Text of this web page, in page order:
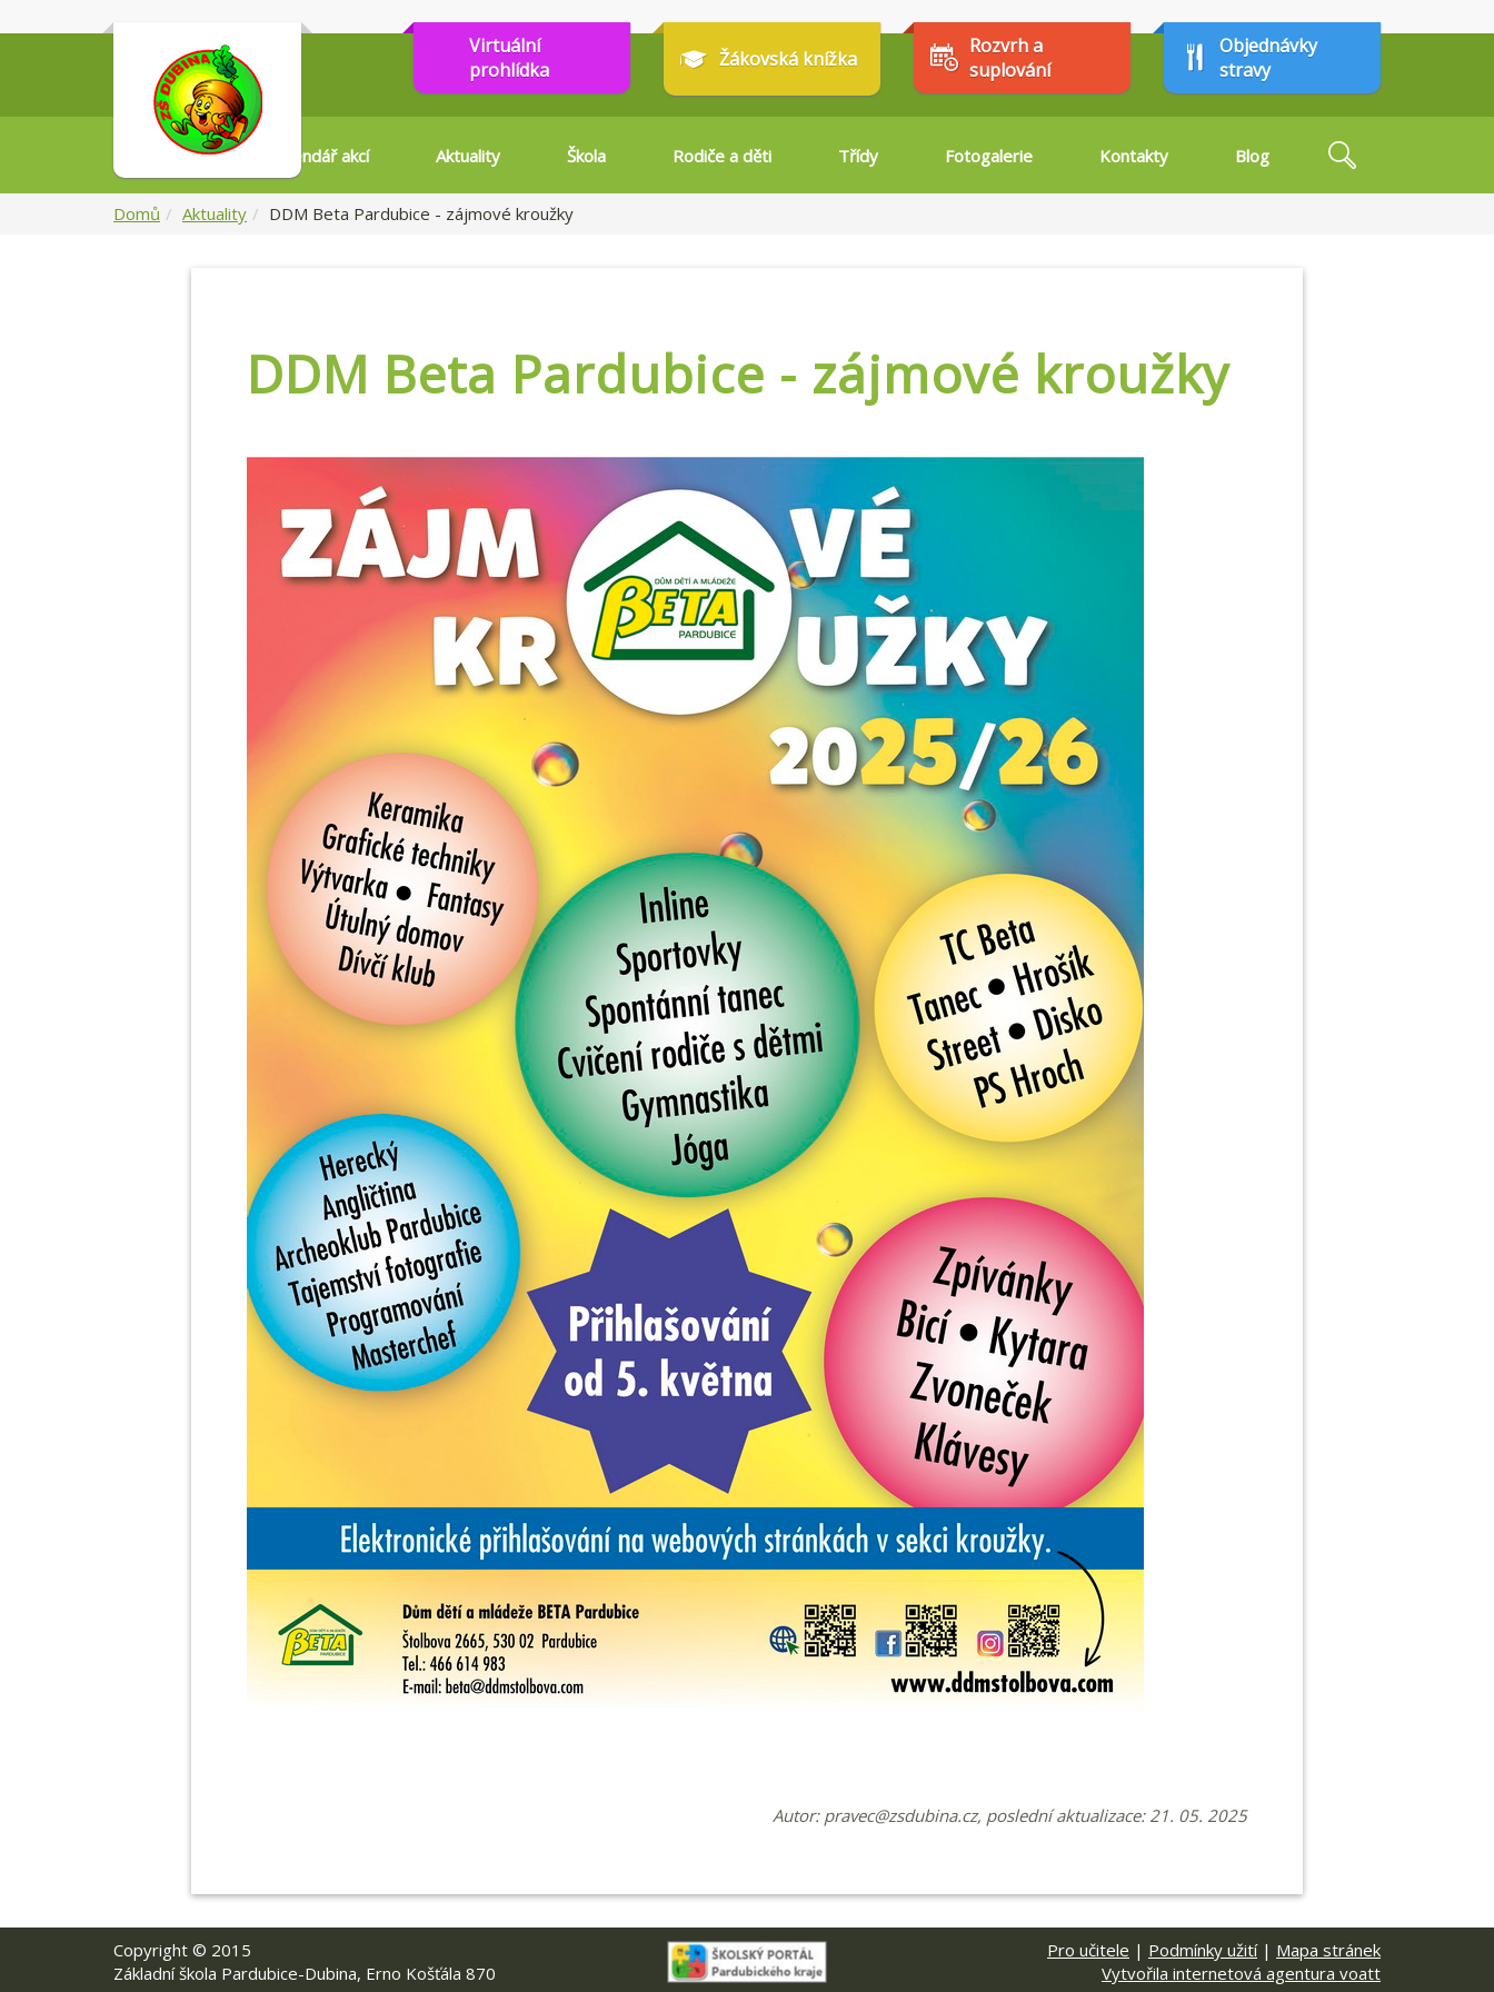
Virtuální
prohlídka
Žákovská knížka
Rozvrh a
suplování
Objednávky
stravy
Vyhledávání
Kalendář akcí
Aktuality Škola Rodiče a děti Třídy Fotogalerie Kontakty Blog
Domů Aktuality DDM Beta Pardubice - zájmové kroužky
DDM Beta Pardubice - zájmové kroužky
Autor: pravec@zsdubina.cz, poslední aktualizace: 21. 05. 2025
Copyright © 2015
Základní škola Pardubice-Dubina, Erno Košťála 870
Pro učitele | Podmínky užití| Mapa stránek
Vytvořila internetová agentura voatt